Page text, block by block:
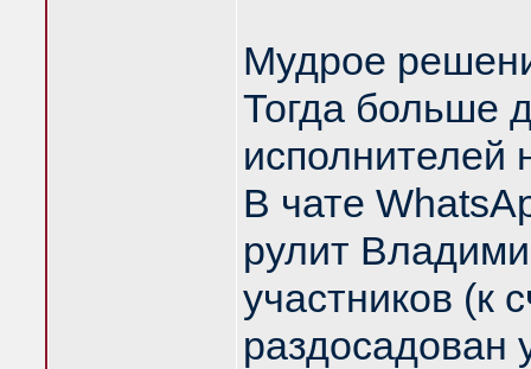
Мудрое
Тогда больше
исполнителей
В чате
рулит
участников (к
раздосадован